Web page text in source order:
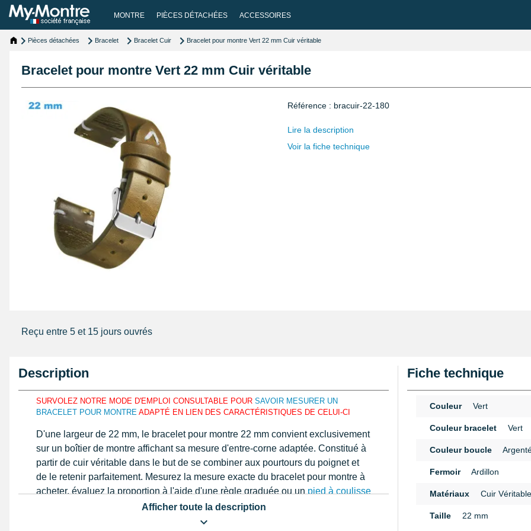
MONTRE PIÈCES DÉTACHÉES ACCESSOIRES
Pièces détachées Bracelet Bracelet Cuir Bracelet pour montre Vert 22 mm Cuir véritable
Bracelet pour montre Vert 22 mm Cuir véritable
Référence : bracuir-22-180
Lire la description
Voir la fiche technique
Reçu entre 5 et 15 jours ouvrés
Description
SURVOLEZ NOTRE MODE D'EMPLOI CONSULTABLE POUR SAVOIR MESURER UN
BRACELET POUR MONTRE ADAPTÉ EN LIEN DES CARACTÉRISTIQUES DE CELUI-CI
D'une largeur de 22 mm, le bracelet pour montre 22 mm convient exclusivement
sur un boîtier de montre affichant sa mesure d'entre-corne adaptée. Constitué à
partir de cuir véritable dans le but de se combiner aux pourtours du poignet et
de le retenir parfaitement. Mesurez la mesure exacte du bracelet pour montre à
acheter, évaluez la proportion à l'aide d'une règle graduée ou un pied à coulisse
similaire à notre mode d'emploi proposé sur notre boutique. Le
bracelet 22 mm est formé avec du cuir véritable.
Afficher toute la description
Fiche technique
Couleur Vert
Couleur bracelet Vert
Couleur boucle
Fermoir Ardillon
Matériaux Cuir Véritable
Taille 22 mm